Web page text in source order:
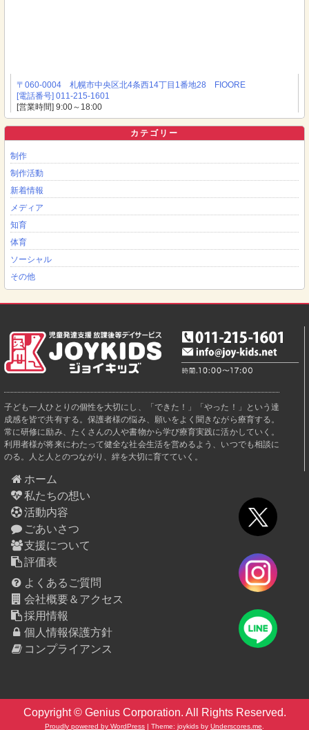
〒060-0004 札幌市中央区北4条西14丁目1番地28 FIOORE
[電話番号] 011-215-1601
[営業時間] 9:00～18:00
カテゴリー
制作
制作活動
新着情報
メディア
知育
体育
ソーシャル
その他
子ども一人ひとりの個性を大切にし、「できた！」「やった！」という達
成感を皆で共有する。保護者様の悩み、願いをよく聞きながら療育する。
常に研修に励み、たくさんの人や書物から学び療育実践に活かしていく。
利用者様が将来にわたって健全な社会生活を営めるよう、いつでも相談に
のる。人と人とのつながり、絆を大切に育てていく。
ホーム
私たちの想い
活動内容
ごあいさつ
支援について
評価表
よくあるご質問
会社概要＆アクセス
採用情報
個人情報保護方針
コンプライアンス
Copyright © Genius Corporation. All Rights Reserved.
Proudly powered by WordPress | Theme: joykids by Underscores.me